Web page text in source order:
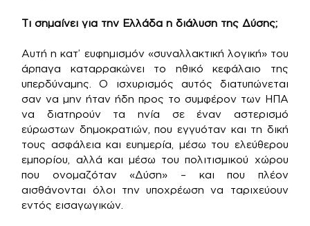
Τι σημαίνει για την Ελλάδα η διάλυση της Δύσης;
Αυτή η κατ’ ευφημισμόν «συναλλακτική λογική» του
άρπαγα καταρρακώνει το ηθικό κεφάλαιο της
υπερδύναμης. Ο ισχυρισμός αυτός διατυπώνεται
σαν να μην ήταν ήδη προς το συμφέρον των ΗΠΑ
να διατηρούν τα ηνία σε έναν αστερισμό
εύρωστων δημοκρατιών, που εγγυόταν και τη δική
τους ασφάλεια και ευημερία, μέσω του ελεύθερου
εμπορίου, αλλά και μέσω του πολιτισμικού χώρου
που ονομαζόταν «Δύση» – και που πλέον
αισθάνονται όλοι την υποχρέωση να ταριχεύουν
εντός εισαγωγικών.